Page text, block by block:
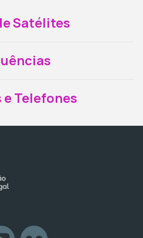
Satélites
e Telefones